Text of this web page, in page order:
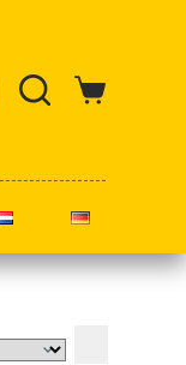
Winkelwagen